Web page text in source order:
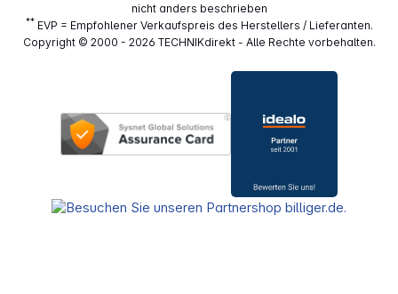
nicht anders beschrieben
**EVP = Empfohlener Verkaufspreis des Herstellers / Lieferanten.
Copyright © 2000 - 2026 TECHNIKdirekt - Alle Rechte vorbehalten.